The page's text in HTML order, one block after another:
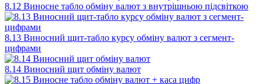
8.12 Виносне табло обміну валют з внутрішньою підсвіткою
8.13 Виносний щит-табло курсу обміну валют з сегмент-
цифрами
8.14 Виносний щит обміну валют